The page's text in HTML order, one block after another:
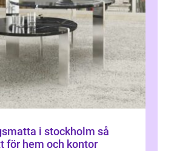
i stockholm så
för hem och kontor